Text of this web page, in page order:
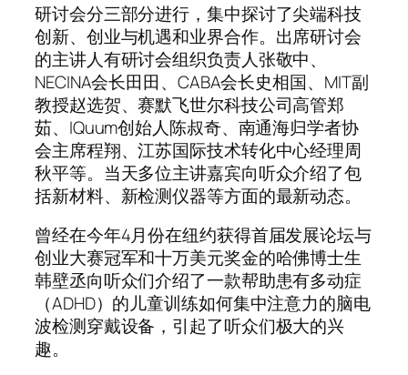
研讨会分三部分进行，集中探讨了尖端科技
创新、创业与机遇和业界合作。出席研讨会
的主讲人有研讨会组织负责人张敬中、
NECINA会长田田、CABA会长史相国、MIT副
教授赵选贺、赛默飞世尔科技公司高管郑
茹、IQuum创始人陈叔奇、南通海归学者协
会主席程翔、江苏国际技术转化中心经理周
秋平等。当天多位主讲嘉宾向听众介绍了包
括新材料、新检测仪器等方面的最新动态。
曾经在今年4月份在纽约获得首届发展论坛与
创业大赛冠军和十万美元奖金的哈佛博士生
韩壁丞向听众们介绍了一款帮助患有多动症
（ADHD）的儿童训练如何集中注意力的脑电
波检测穿戴设备，引起了听众们极大的兴
趣。